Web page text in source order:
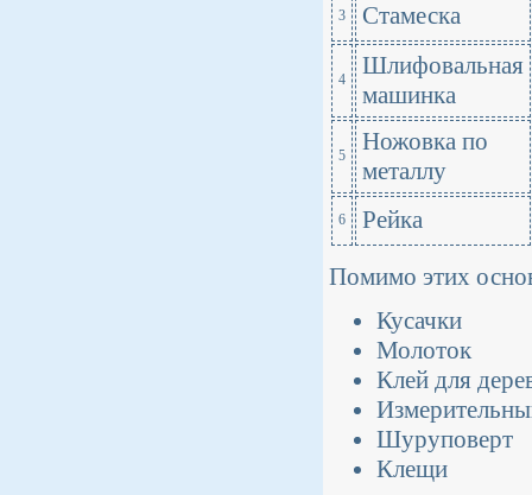
3 Стамеска
4
Шлифовальная
машинка
5
Ножовка по
металлу
6
Рейка
Помимо этих
Кусачки
Молоток
Клей для
Шуруповерт
Клещи